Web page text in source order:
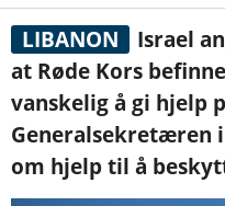
LIBANON
Israel
at Røde Kors
vanskelig å gi hjelp
Generalsekretæren
om hjelp til å